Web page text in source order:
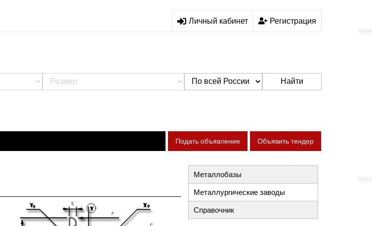
Личный кабинет Регистрация
Найти
Подать объявление Объявить тендер
Металлобазы
Металлургические заводы
Справочник